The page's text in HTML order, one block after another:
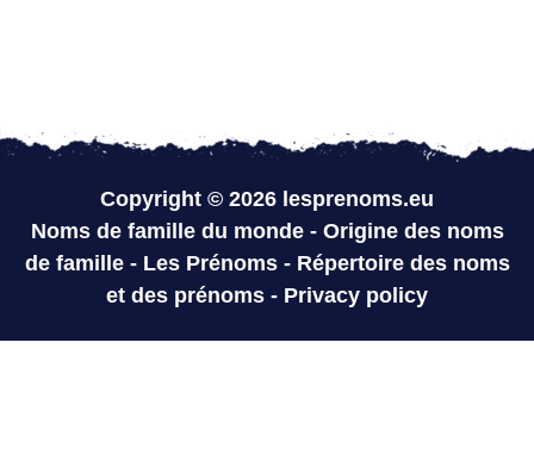
Copyright © 2026 lesprenoms.eu
Noms de famille du monde- Origine des noms
de famille- Les Prénoms- Répertoire des noms
et des prénoms - Privacy policy